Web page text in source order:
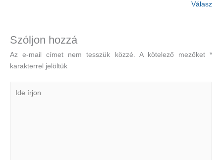
Válasz
Szóljon hozzá
Az e-mail címet nem tesszük közzé. A kötelező mezőket*
karakterrel jelöltük